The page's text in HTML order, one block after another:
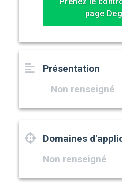
Présentation
Non renseigné
Domaines
Non renseigné
page